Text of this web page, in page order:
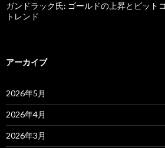
ガンドラック氏: ゴールドの上昇とビット
トレンド
アーカイブ
2026年5月
2026年4月
2026年3月